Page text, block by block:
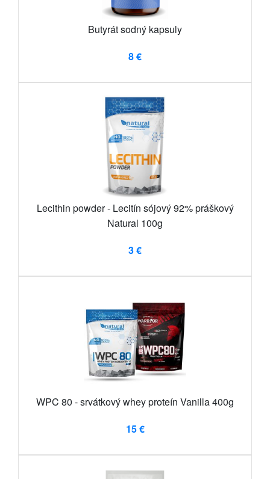
Butyrát sodný kapsuly
8 €
Lecithin powder - Lecitín sójový 92% práškový
Natural 100g
3 €
WPC 80 - srvátkový whey proteín Vanilla 400g
15 €